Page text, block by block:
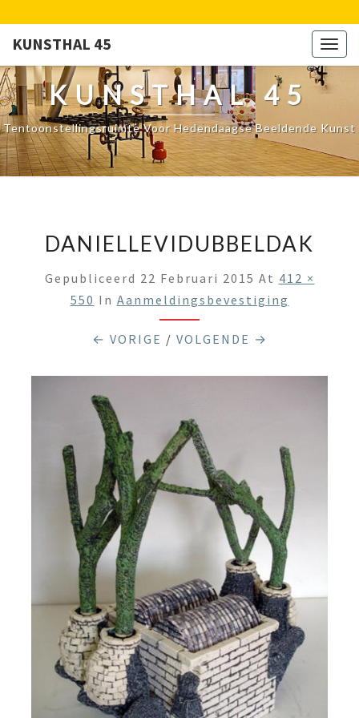
KUNSTHAL 45
KUNSTHAL 45
Tentoonstellingsruimte Voor Hedendaagse Beeldende Kunst
DANIELLEVIDUBBELDAK
Gepubliceerd 22 Februari 2015 At 412 ×
550 In Aanmeldingsbevestiging
← VORIGE / VOLGENDE →